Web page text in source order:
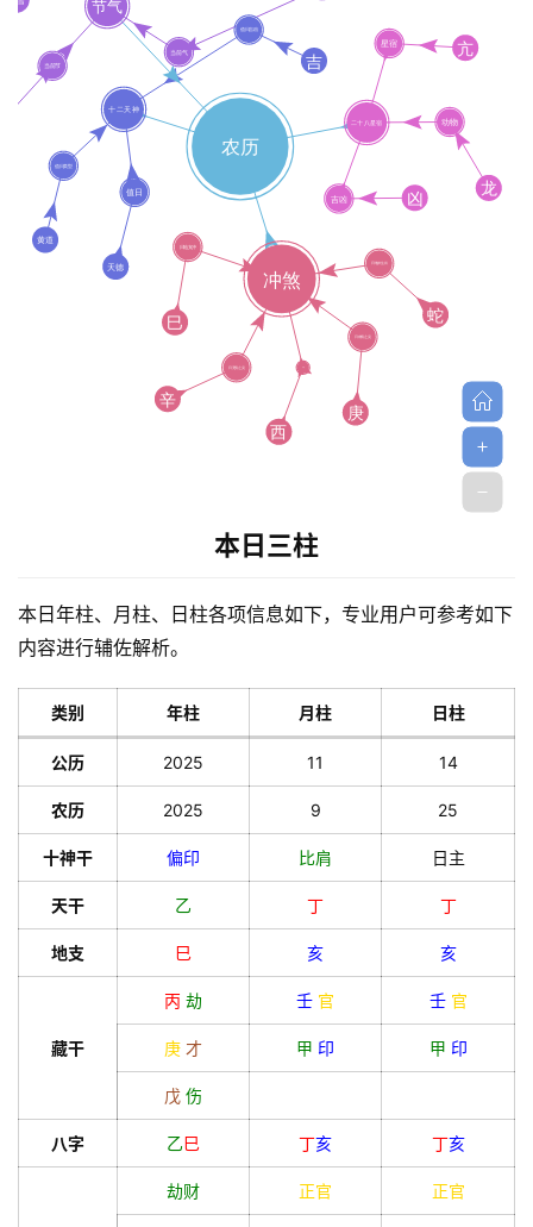
解
登录 注册
本日三柱
本日年柱、月柱、日柱各项信息如下，专业用户可参考如下
内容进行辅佐解析。
类别 年柱 月柱 日柱
公历 2025 11 14
农历 2025 9 25
十神干 偏印 比肩 日主
天干 乙 丁 丁
地支 巳 亥 亥
藏干
丙 劫 壬 官 壬 官
庚 才 甲 印 甲 印
戊 伤
八字 乙巳 丁亥 丁亥
劫财 正官 正官